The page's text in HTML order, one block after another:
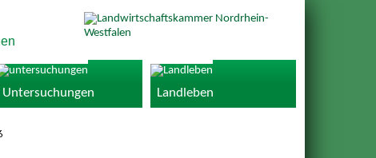
Untersuchungen Landleben